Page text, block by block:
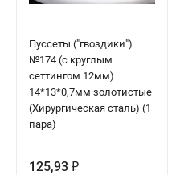
Пуссеты ("гвоздики")
№174 (с круглым
сеттингом 12мм)
14*13*0,7мм золотистые
(Хирургическая сталь) (1
пара)
125,93 ₽